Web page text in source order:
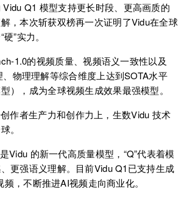
Q1 模型支持更长时段、更高画质的
，本次斩获双榜再一次证明了Vidu在全球
”实力。
1.0的视频质量、视频语义一致性以及
物理理解等综合维度上达到SOTA水平
），成为全球视频生成效果最强模型。
作者生产力和创作力上，生数Vidu 技术
。
Vidu 的新一代高质量模型，“Q”代表着模
更强语义理解。目前Vidu Q1已支持生成
，不断推进AI视频走向商业化。